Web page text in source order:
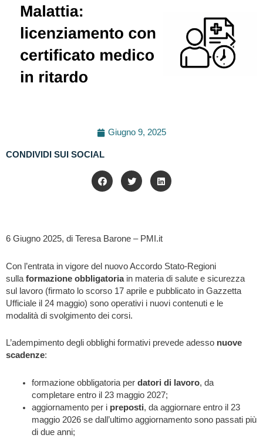
Giugno 9, 2025
CONDIVIDI SUI SOCIAL
6 Giugno 2025, di Teresa Barone – PMI.it
Con l’entrata in vigore del nuovo Accordo Stato-Regioni
sulla formazione obbligatoriain materia di salute e sicurezza
sul lavoro (firmato lo scorso 17 aprile e pubblicato in Gazzetta
Ufficiale il 24 maggio) sono operativi i nuovi contenuti e le
modalità di svolgimento dei corsi.
L’adempimento degli obblighi formativi prevede adesso nuove
scadenze:
formazione obbligatoria per datori di lavoro, da
completare entro il 23 maggio 2027;
aggiornamento per i preposti, da aggiornare entro il 23
maggio 2026 se dall’ultimo aggiornamento sono passati più
di due anni;